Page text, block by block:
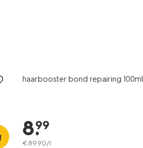
haarbooster bond repairing 100ml
8.
99
€89.90/l